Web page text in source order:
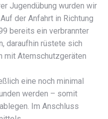
Jugendübung wurden wir
der Anfahrt in Richtung
bereits ein verbrannter
daraufhin rüstete sich
mit Atemschutzgeräten
eine noch minimal
werden – somit
Im Anschluss